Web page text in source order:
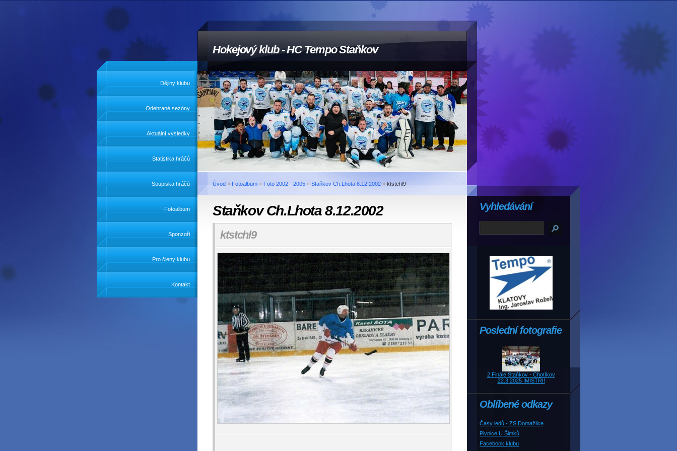
Hokejový klub - HC Tempo Staňkov
Dějiny klubu
Odehrané sezóny
Aktuální výsledky
Statistika hráčů
Soupiska hráčů
Fotoalbum
Sponzoři
Pro členy klubu
Kontakt
Úvod » Fotoalbum » Foto 2002 - 2005 » Staňkov Ch.Lhota 8.12.2002 » ktstchl9
Staňkov Ch.Lhota 8.12.2002
ktstchl9
Poslední fotografie
2.Finále Staňkov - Chotíkov
22.3.2025 !MISTŘI!
Oblíbené odkazy
Časy ledů - ZS Domažlice
Pivnice U Šimků
Facebook klubu
Vyhledávání